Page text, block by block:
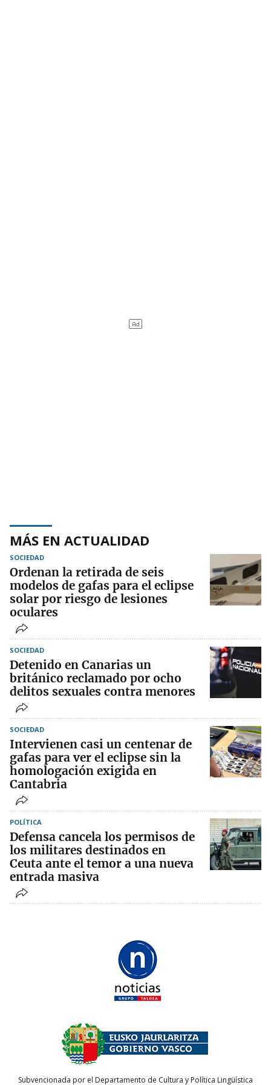
MÁS EN ACTUALIDAD
SOCIEDAD
Ordenan la retirada de seis
modelos de gafas para el eclipse
solar por riesgo de lesiones
oculares
SOCIEDAD
Detenido en Canarias un
británico reclamado por ocho
delitos sexuales contra menores
SOCIEDAD
Intervienen casi un centenar de
gafas para ver el eclipse sin la
homologación exigida en
Cantabria
POLÍTICA
Defensa cancela los permisos de
los militares destinados en
Ceuta ante el temor a una nueva
entrada masiva
Subvencionada por el Departamento de Cultura y Política Lingüística